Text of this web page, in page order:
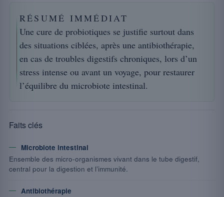
RÉSUMÉ IMMÉDIAT
Une cure de probiotiques se justifie surtout dans
des situations ciblées, après une antibiothérapie,
en cas de troubles digestifs chroniques, lors d’un
stress intense ou avant un voyage, pour restaurer
l’équilibre du microbiote intestinal.
Faits clés
Microbiote intestinal
Ensemble des micro-organismes vivant dans le tube digestif,
central pour la digestion et l’immunité.
Antibiothérapie